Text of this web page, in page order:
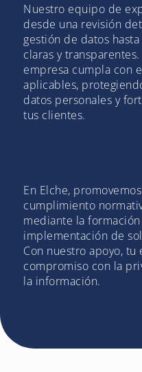
Nuestro equipo de
desde una revisión
gestión de datos
claras y
empresa cumpla con
aplicables,
datos personales y
tus clientes.
En Elche,
cumplimiento
mediante la
implementación de
Con nuestro apoyo,
compromiso con la
la información.